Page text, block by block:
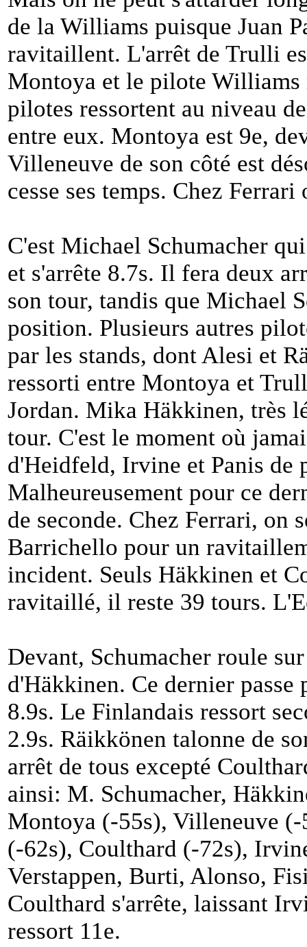
de la Williams puisque Juan
ravitaillent. L'arrêt de Trulli
Montoya et le pilote Williams
pilotes ressortent au niveau
entre eux. Montoya est 9e,
Villeneuve de son côté est
cesse ses temps. Chez
C'est Michael Schumacher
et s'arrête 8.7s. Il fera deux
son tour, tandis que Michael
position. Plusieurs autres
par les stands, dont Alesi et
ressorti entre Montoya et
Jordan. Mika Häkkinen, très
tour. C'est le moment où
d'Heidfeld, Irvine et Panis de
Malheureusement pour ce
de seconde. Chez Ferrari, on
Barrichello pour un
incident. Seuls Häkkinen et
ravitaillé, il reste 39 tours.
Devant, Schumacher roule
d'Häkkinen. Ce dernier passe
8.9s. Le Finlandais ressort
2.9s. Räikkönen talonne de
arrêt de tous excepté
ainsi: M. Schumacher,
Montoya (-55s), Villeneuve
(-62s), Coulthard (-72s),
Verstappen, Burti, Alonso,
Coulthard s'arrête, laissant
ressort 11e.